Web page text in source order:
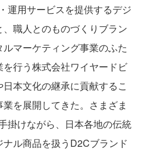
運用サービスを提供するデジ
職人とのものづくりブラン
マーケティング事業のふた
行う株式会社ワイヤードビ
本文化の継承に貢献するこ
を展開してきた。さまざま
掛けながら、日本各地の伝統
ル商品を扱うD2Cブランド